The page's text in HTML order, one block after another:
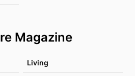
Magazine
Living